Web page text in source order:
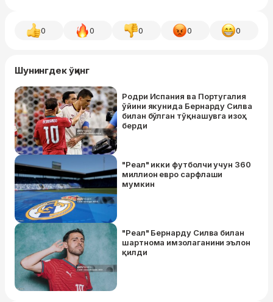
0 0 0 0 0
Шунингдек ўқинг
Родри Испания ва Португалия
ўйини якунида Бернарду Силва
билан бўлган тўқнашувга изоҳ
берди
"Реал" икки футболчи учун 360
миллион евро сарфлаши
мумкин
"Реал" Бернарду Силва билан
шартнома имзолаганини эълон
қилди